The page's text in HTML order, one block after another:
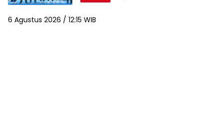
6 Agustus 2026 / 12:15 WIB